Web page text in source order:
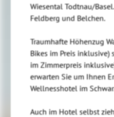
Wiesental Todtnau/
Feldberg und Belchen.
Traumhafte Höhenzug
Bikes im Preis inklusive)
im Zimmerpreis
erwarten Sie um Ihnen
Wellnesshotel im
Auch im Hotel selbst